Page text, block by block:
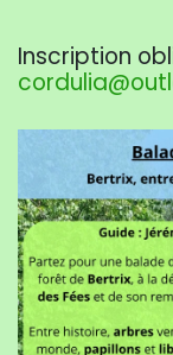
Inscription